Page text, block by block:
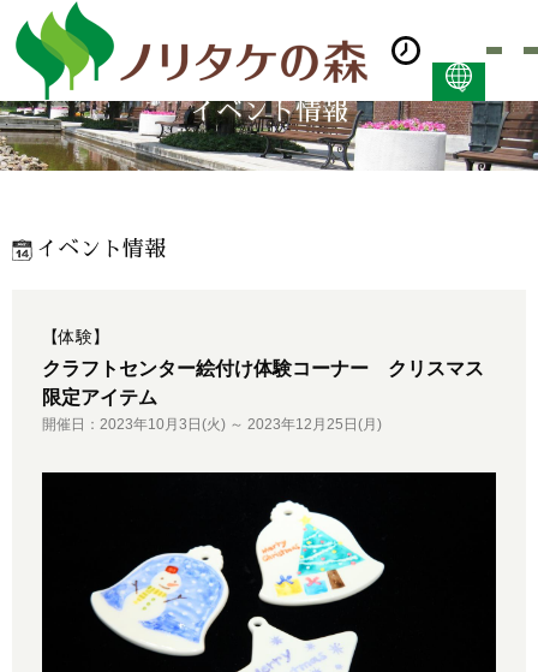
日本語
ENGLISH
ภาษาไทย (PDF:400KB)
イベント情報
イベント情報
【体験】
クラフトセンター絵付け体験コーナー クリスマス
限定アイテム
開催日：2023年10月3日(火) ～ 2023年12月25日(月)